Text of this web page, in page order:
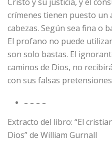
crímenes tienen puesto un
cabezas. Según sea fina o
El profano no puede
son solo bastas. El
caminos de Dios, no
con sus falsas
– – – –
Extracto del libro: “El
Dios” de William Gurnall